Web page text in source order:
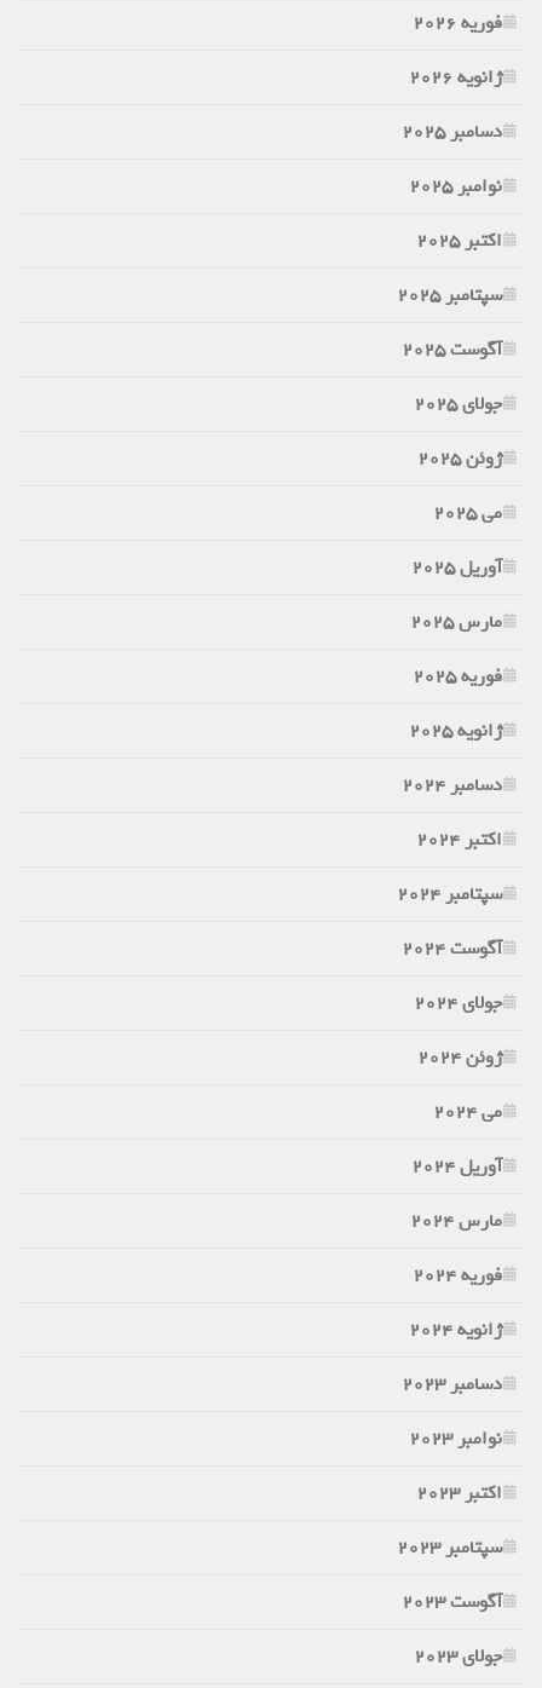
فوریه 2026
ژانویه 2026
دسامبر 2025
نوامبر 2025
اکتبر 2025
سپتامبر 2025
آگوست 2025
جولای 2025
ژوئن 2025
می 2025
آوریل 2025
مارس 2025
فوریه 2025
ژانویه 2025
دسامبر 2024
اکتبر 2024
سپتامبر 2024
آگوست 2024
جولای 2024
ژوئن 2024
می 2024
آوریل 2024
مارس 2024
فوریه 2024
ژانویه 2024
دسامبر 2023
نوامبر 2023
اکتبر 2023
سپتامبر 2023
آگوست 2023
جولای 2023